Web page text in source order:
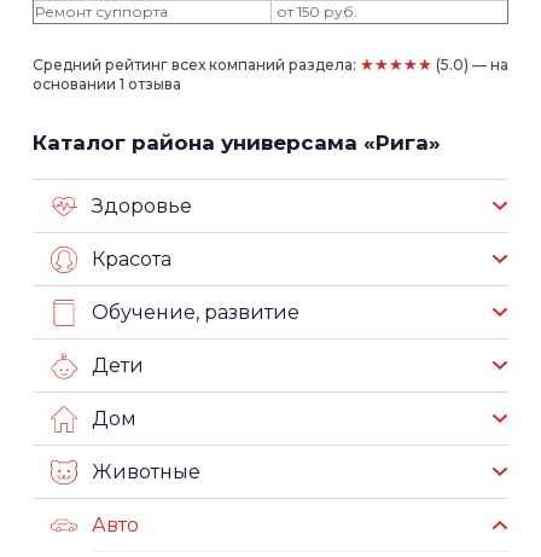
Ремонт суппорта
от 150 руб.
Средний рейтинг всех компаний раздела: ★★★★★ (5.0) — на
основании 1 отзыва
Каталог района универсама «Рига»
Здоровье
Красота
Обучение, развитие
Дети
Дом
Животные
Авто